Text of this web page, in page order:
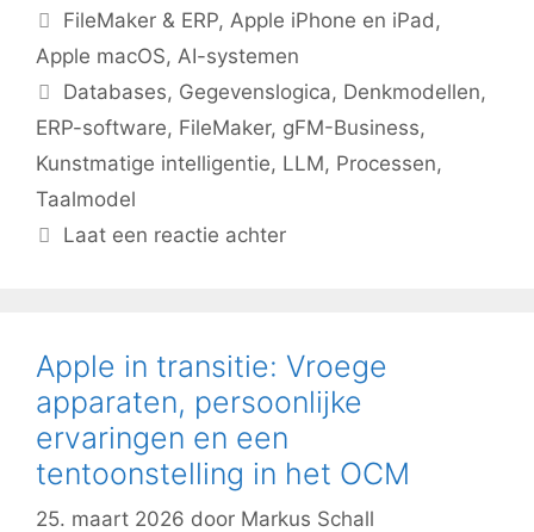
Categorieën
FileMaker & ERP, Apple iPhone en iPad ,
Apple macOS, AI-systemen
Tags
Databases, Gegevenslogica, Denkmodellen,
ERP-software, FileMaker, gFM-Business,
Kunstmatige intelligentie, LLM, Processen,
Taalmodel
Laat een reactie achter
Apple in transitie: Vroege
apparaten, persoonlijke
ervaringen en een
tentoonstelling in het OCM
25. maart 2026 door Markus Schall